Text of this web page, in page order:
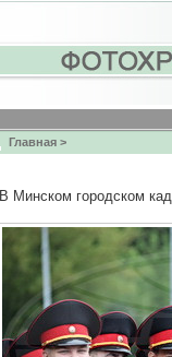
Главная >
В Минском городском